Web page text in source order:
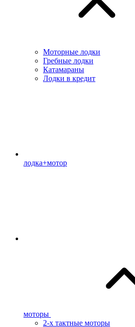
Моторные лодки
Гребные лодки
Катамараны
Лодки в кредит
лодка+мотор
моторы
2-х тактные моторы